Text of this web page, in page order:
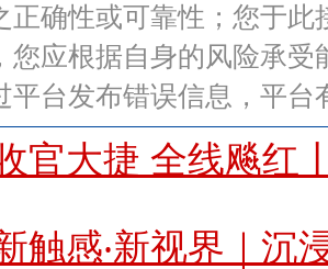
正确性或可靠性；您于
您应根据自身的风险承
平台发布错误信息，平台
官大捷 全线飚红
触感‧新视界｜沉